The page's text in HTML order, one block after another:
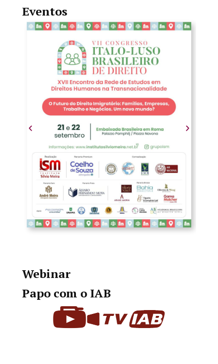
Eventos
Webinar
Papo com o IAB